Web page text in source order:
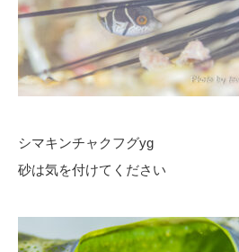
シマキンチャクフグyg
砂は気を付けてください